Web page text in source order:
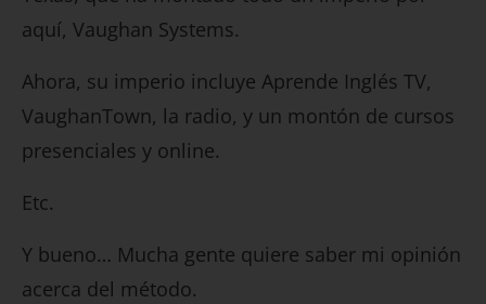
aquí, Vaughan Systems.
Ahora, su imperio incluye Aprende Inglés TV,
VaughanTown, la radio, y un montón de cursos
presenciales y online.
Etc.
Y bueno… Mucha gente quiere saber mi opinión
acerca del método.